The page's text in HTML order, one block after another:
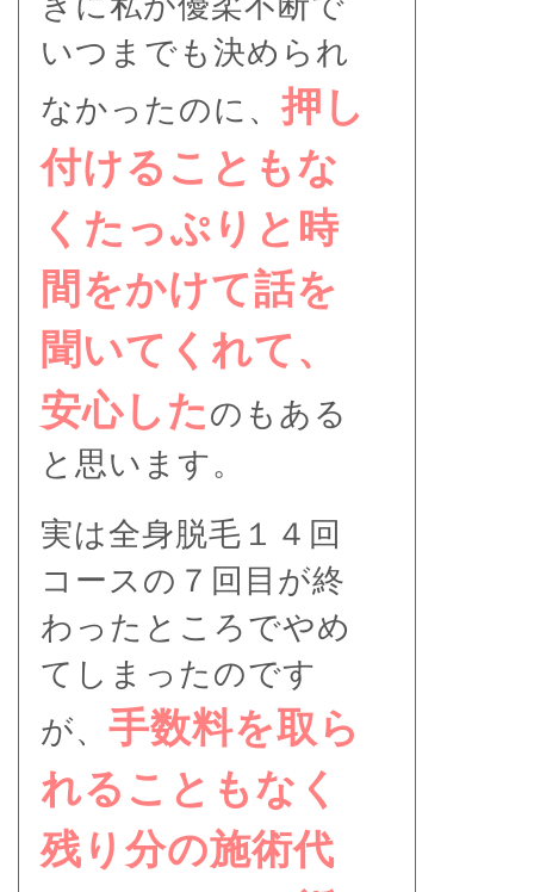
いつまでも決められ
なかったのに、押し
付けることもな
くたっぷりと時
間をかけて話を
聞いてくれて、
安心した のもある
と思います。
実は全身脱毛１４回
コースの７回目が終
わったところでやめ
てしまったのです
が、手数料を取ら
れることもなく
残り分の施術代